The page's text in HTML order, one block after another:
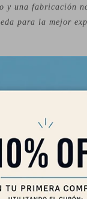
y una fabricación
para la mejor
interior):
2.9 lbs / 1.3 kg
FLEX